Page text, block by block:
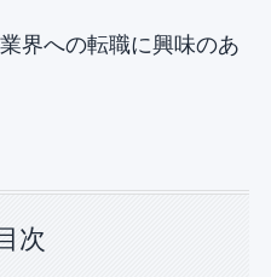
界への転職に興味のあ
次